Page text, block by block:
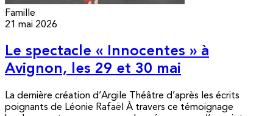
Famille
21 mai 2026
Le spectacle « Innocentes » à
Avignon, les 29 et 30 mai
La dernière création d’Argile Théâtre d’après les écrits
poignants de Léonie Rafaël À travers ce témoignage